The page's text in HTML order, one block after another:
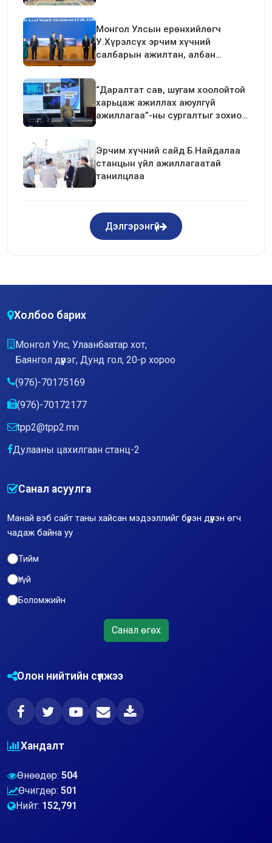
Монгол Улсын ерөнхийлөгч
У.Хүрэлсүх эрчим хүчний
салбарын ажилтан, албан
“Даралтат сав, шугам хоолойтой
харьцаж ажиллах аюулгүй
ажиллагаа”-ны сургалтыг зохион
Эрчим хүчний сайд Б.Найдалаа
станцын үйл ажиллагаатай
танилцлаа
Дэлгэрэнгүй
Холбоо барих
Монгол Улс, Улаанбаатар хот,
Баянгол дүүрэг, Дунд гол, 20-р хороо
(976)-70175169
(976)-70172177
tpp2@tpp2.mn
Дулааны цахилгаан станц-2
Санал асуулга
Манай вэб сайт таны хайсан мэдээллийг бүрэн дүүрэн өгч
чадаж байна уу
Тийм
Үгүй
Боломжийн
Санал өгөх
Олон нийтийн сүлжээ
Хандалт
Өнөөдөр: 504
Өчигдөр: 501
Нийт: 152,791